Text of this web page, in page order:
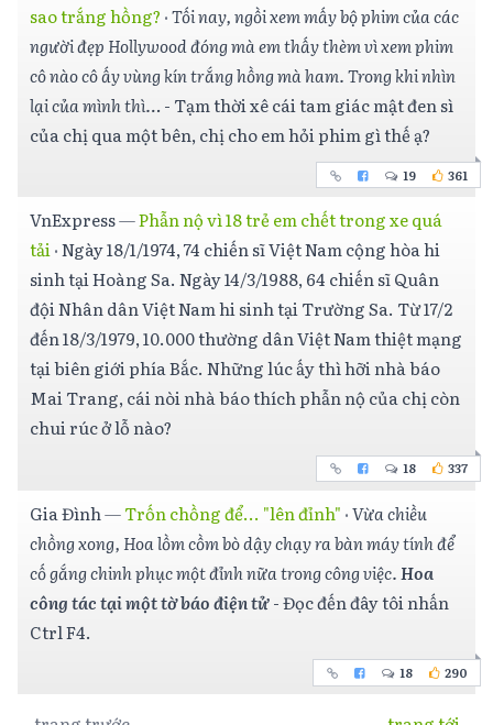
sao trắng hồng? ·Tối nay, ngồi xem mấy bộ phim của các
người đẹp Hollywood đóng mà em thấy thèm vì xem phim
cô nào cô ấy vùng kín trắng hồng mà ham. Trong khi nhìn
lại của mình thì… - Tạm thời xê cái tam giác mật đen sì
của chị qua một bên, chị cho em hỏi phim gì thế ạ?
19 361
VnExpress—Phẫn nộ vì 18 trẻ em chết trong xe quá
tải·Ngày 18/1/1974, 74 chiến sĩ Việt Nam cộng hòa hi
sinh tại Hoàng Sa. Ngày 14/3/1988, 64 chiến sĩ Quân
đội Nhân dân Việt Nam hi sinh tại Trường Sa. Từ 17/2
đến 18/3/1979, 10.000 thường dân Việt Nam thiệt mạng
tại biên giới phía Bắc. Những lúc ấy thì hỡi nhà báo
Mai Trang, cái nòi nhà báo thích phẫn nộ của chị còn
chui rúc ở lỗ nào?
18 337
Gia Đình—Trốn chồng để... "lên đỉnh" ·Vừa chiều
chồng xong, Hoa lồm cồm bò dậy chạy ra bàn máy tính để
cố gắng chinh phục một đỉnh nữa trong công việc.Hoa
công tác tại một tờ báo điện tử- Đọc đến đây tôi nhấn
Ctrl F4.
18 290